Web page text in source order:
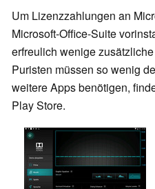
Um Lizenzzahlungen an
Microsoft-Office-Suite
erfreulich wenige
Puristen müssen so wenig
weitere Apps benötigen,
Play Store.